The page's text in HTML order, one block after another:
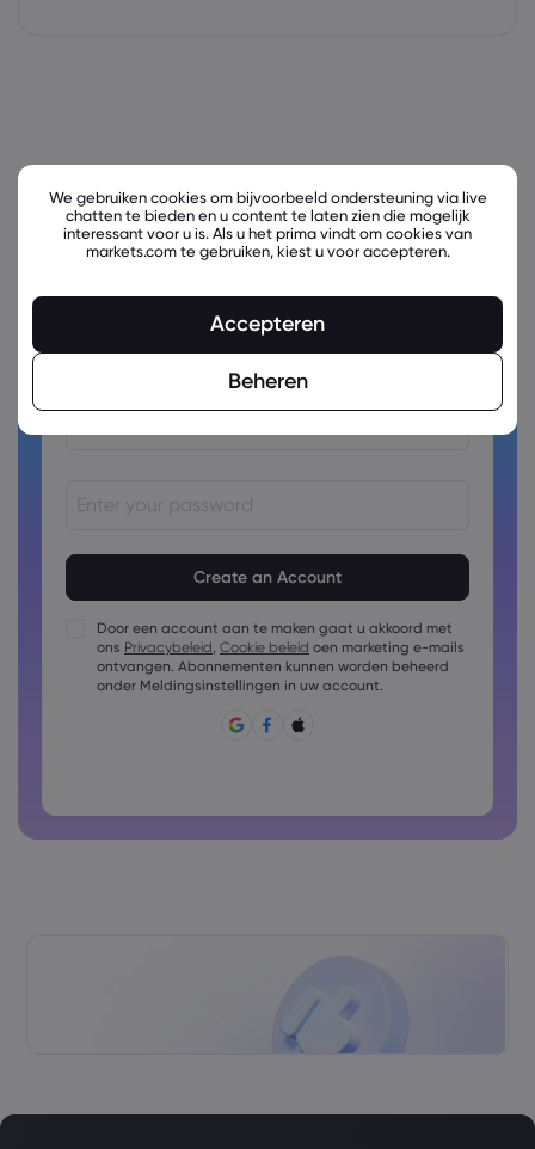
Ready to trade?
Create an account!
Het wachtwoord moet ten minste 1 hoofdletter bevatten
Het wachtwoord moet ten minste 1 kleine letter bevatten
Wachtwoord mag bestaan uit: ~!@#£%^&amp;*()_-
+=:;&lt;&gt;{,[]?,.
Wachtwoord mag niet vaak gebruikt zijn
Door een account aan te maken gaat u akkoord met
ons Privacybeleid, Cookie beleid oen marketing e-mails
ontvangen. Abonnementen kunnen worden beheerd
onder Meldingsinstellingen in uw account.
We gebruiken cookies om bijvoorbeeld ondersteuning via live
chatten te bieden en u content te laten zien die mogelijk
interessant voor u is. Als u het prima vindt om cookies van
markets.com te gebruiken, kiest u voor accepteren.
Accepteren
Beheren